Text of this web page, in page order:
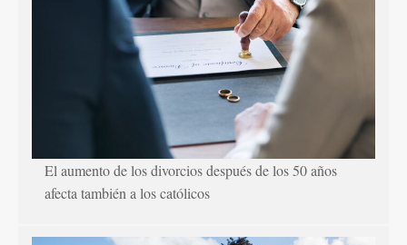
El aumento de los divorcios después de los 50 años
afecta también a los católicos